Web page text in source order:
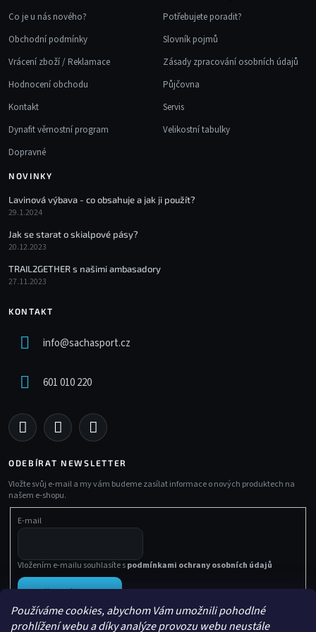
Používáme cookies, abychom Vám umožnili pohodlné
prohlížení webu a díky analýze provozu webu neustále
Co je u nás nového?
Obchodní podmínky
Vrácení zboží / Reklamace
Hodnocení obchodu
Kontakt
Dynafit věrnostní program
Dopravné
Potřebujete poradit?
Slovník pojmů
Zásady zpracování osobních údajů
Půjčovna
Servis
Velikostní tabulky
NOVINKY
Lavinová výbava - co obsahuje a jak ji použít?
29.1.2024
Jak se starat o skialpové pásy?
20.12.2023
TRAIL2GETHER s našimi ambasadory
27.11.2023
KONTAKT
info@sachasport.cz
601 010 220
ODEBÍRAT NEWSLETTER
Vložte svůj e-mail a my vám budeme zasílat informace o nových produktech na
našem e-shopu.
E-mail
Vložením e-mailu souhlasíte spodmínkami ochrany osobních údajů